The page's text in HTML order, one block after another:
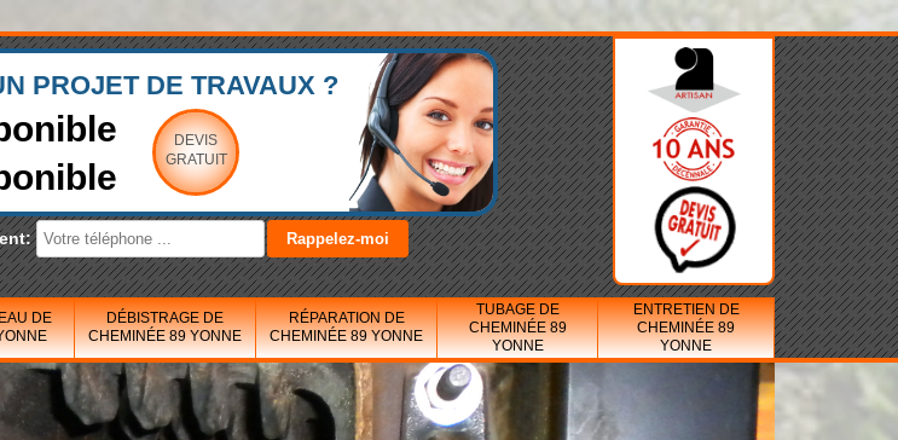
PROJET DE TRAVAUX ?
DEVIS
GRATUIT
DE
DÉBISTRAGE DE
CHEMINÉE 89 YONNE
RÉPARATION DE
CHEMINÉE 89 YONNE
TUBAGE DE
CHEMINÉE 89
YONNE
ENTRETIEN DE
CHEMINÉE 89
YONNE